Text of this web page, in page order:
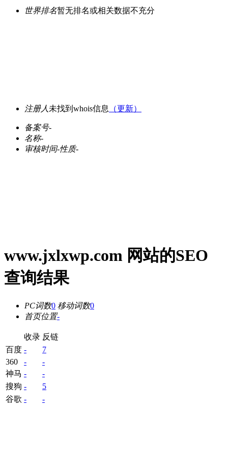
世界排名暂无排名或相关数据不充分
注册人 未找到whois信息 （更新）
备案号-
名称-
审核时间-性质-
www.jxlxwp.com 网站的SEO
查询结果
PC词数0 移动词数0
首页位置-
收录 反链
百度 -
7
360
-
-
神马 -
-
搜狗 -
5
谷歌 - -